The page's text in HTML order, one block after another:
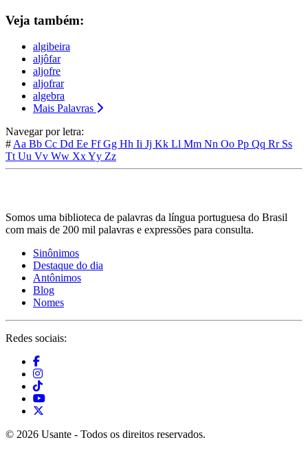
Veja também:
algibeira
aljôfar
aljofre
aljofrar
algebra
Mais Palavras
Navegar por letra:
# Aa Bb Cc Dd Ee FfGg Hh Ii Jj Kk Ll Mm Nn Oo Pp Qq Rr Ss
Tt Uu Vv Ww XxYy Zz
Somos uma biblioteca de palavras da língua portuguesa do Brasil
com mais de 200 mil palavras e expressões para consulta.
Sinônimos
Destaque do dia
Antônimos
Blog
Nomes
Redes sociais:
© 2026 Usante - Todos os direitos reservados.